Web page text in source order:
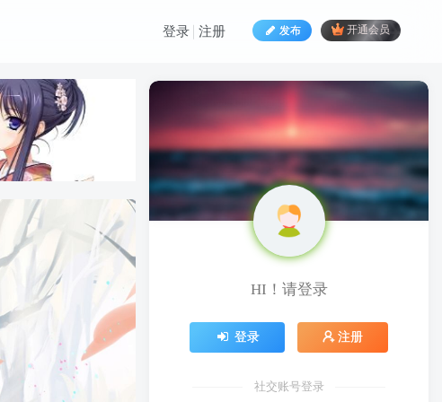
发布 开通会员
登录 注册
HI！请登录
登录 注册
社交账号登录
HI！请登录
登录 注册
社交账号登录